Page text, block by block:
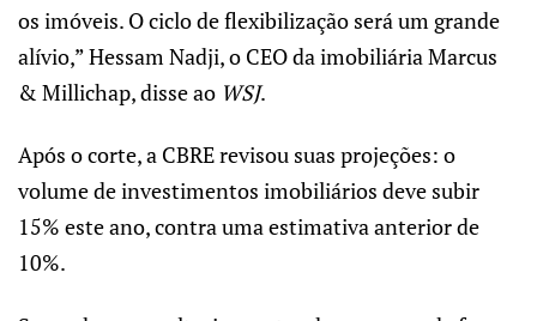
os imóveis. O ciclo de flexibilização será um grande
alívio,” Hessam Nadji, o CEO da imobiliária Marcus
& Millichap, disse ao WSJ.
Após o corte, a CBRE revisou suas projeções: o
volume de investimentos imobiliários deve subir
15% este ano, contra uma estimativa anterior de
10%.